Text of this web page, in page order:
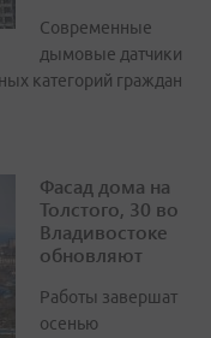
Современные
дымовые датчики
категорий граждан
Фасад дома на
Толстого, 30 во
Владивостоке
обновляют
Работы завершат
осенью